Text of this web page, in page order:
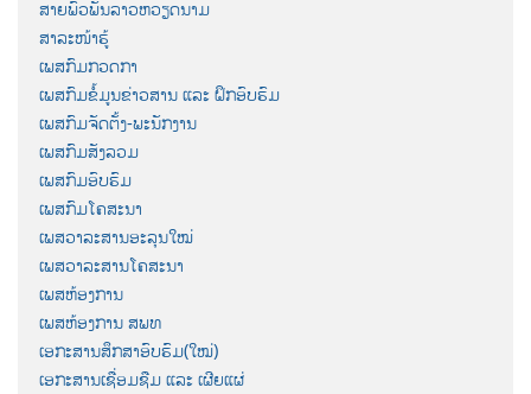
ສາຍພົວພັນລາວຫວຽດນາມ
ສາລະໜ້າຮູ້
ເພສກົມກວດກາ
ເພສກົມຂໍ້ມູນຂ່າວສານ ແລະ ຝຶກອົບຮົມ
ເພສກົມຈັດຕັ້ງ-ພະນັກງານ
ເພສກົມສັງລວມ
ເພສກົມອົບຮົມ
ເພສກົມໂຄສະນາ
ເພສວາລະສານອະລຸນໃໝ່
ເພສວາລະສານໂຄສະນາ
ເພສຫ້ອງການ
ເພສຫ້ອງການ ສພທ
ເອກະສານສຶກສາອົບຮົມ(ໃໝ່)
ເອກະສານເຊື່ອມຊືມ ແລະ ເຜີຍແຜ່